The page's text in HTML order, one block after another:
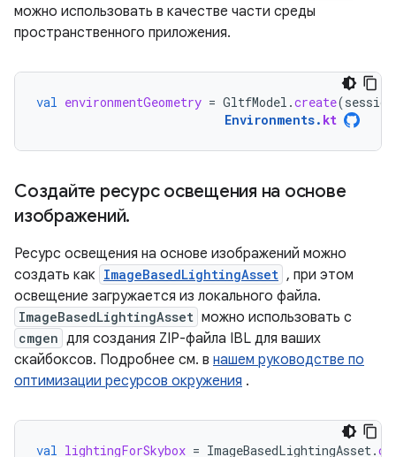
можно использовать в качестве части среды
пространственного приложения.
val environmentGeometry = GltfModel .create(session
Environments. kt
Создайте ресурс освещения на основе
изображений.
Ресурс освещения на основе изображений можно
создать как ImageBasedLightingAsset , при этом
освещение загружается из локального файла.
ImageBasedLightingAsset можно использовать с
cmgen для создания ZIP-файла IBL для ваших
скайбоксов. Подробнее см. в нашем руководстве по
оптимизации ресурсов окружения .
val lightingForSkybox = ImageBasedLightingAsset.